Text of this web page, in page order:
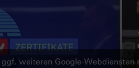
weiteren Google-Webdiensten